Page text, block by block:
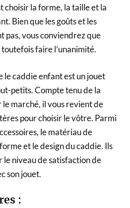
la forme, la taille et la
Bien que les goûts et les
pas, vous conviendrez que
faire l’unanimité.
le caddie enfant est un jouet
petits. Compte tenu de la
marché, il vous revient de
pour choisir le vôtre. Parmi
le matériau de
et le design du caddie. Ils
le niveau de satisfaction de
son jouet.
: